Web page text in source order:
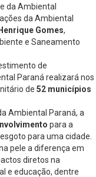
da Ambiental
da Ambiental
Gomes,
e Saneamento
de
Paraná realizará nos
de 52 municípios
Ambiental Paraná, a
para a
para uma cidade.
pele a diferença em
diretos na
e educação, dentre